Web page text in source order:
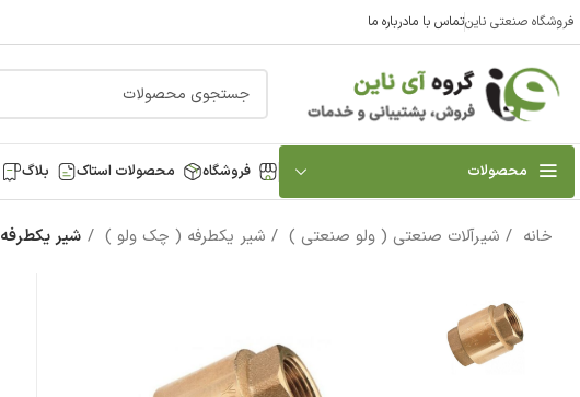
فروشگاه صنعتی ناینتماس با مادرباره ما
محصولات فروشگاه محصولات استاک بلاگ
خانه شیرآلات صنعتی ( ولو صنعتی ) شیر یکطرفه ( چک ولو ) شیر یکطرفه 1/2 2 اینچ یورک ایتالیا